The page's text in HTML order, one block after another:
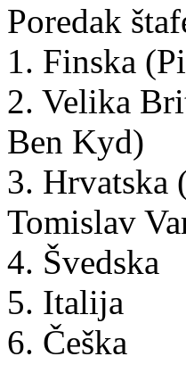
Poredak
1. Finska
2. Velika
Ben Kyd)
3. Hrvatska
Tomislav
4. Švedska
5. Italija
6. Češka